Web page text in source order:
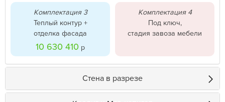
Комплектация 3
Теплый контур +
отделка фасада
10 630 410 р
Комплектация 4
Под ключ,
стадия завоза мебели
Стена в разрезе